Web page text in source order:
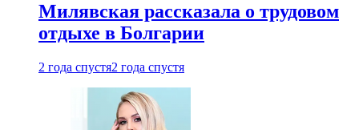
Милявская рассказала о трудовом
отдыхе в Болгарии
2 года спустя2 года спустя